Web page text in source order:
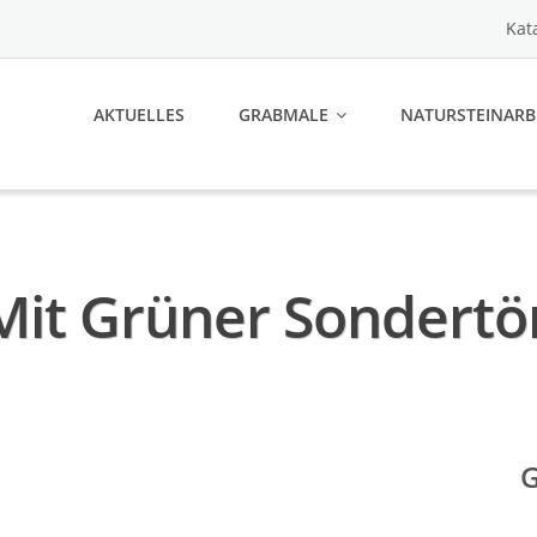
AKTUELLES GRABMALE
Grüner